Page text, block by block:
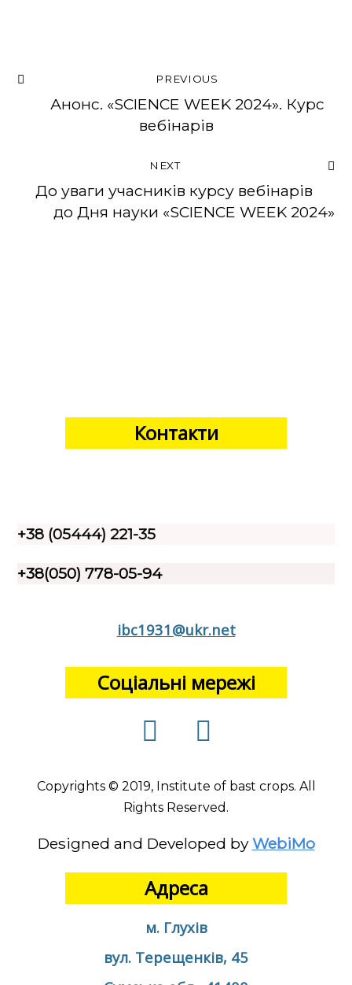
PREVIOUS
Анонс. «SCIENCE WEEK 2024». Курс
вебінарів
NEXT
До уваги учасників курсу вебінарів
до Дня науки «SCIENCE WEEK 2024»
Контакти
+38 (05444) 221-35
+38(050) 778-05-94
ibc1931@ukr.net
Соціальні мережі
Copyrights © 2019, Institute of bast crops. All
Rights Reserved.
Designed and Developed by WebiMo
Адреса
м. Глухів
вул. Терещенків, 45